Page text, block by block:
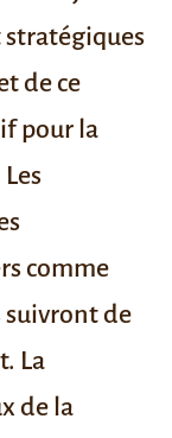
de ce
pour la
comme
suivront de
La
de la